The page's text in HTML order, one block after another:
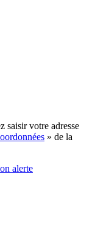
saisir votre adresse
» de la
alerte